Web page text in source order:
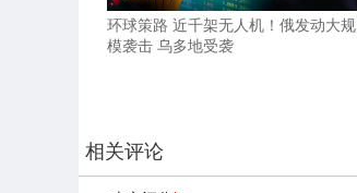
环球策路 近千架无人机！俄发动大规
模袭击 乌多地受袭
相关评论